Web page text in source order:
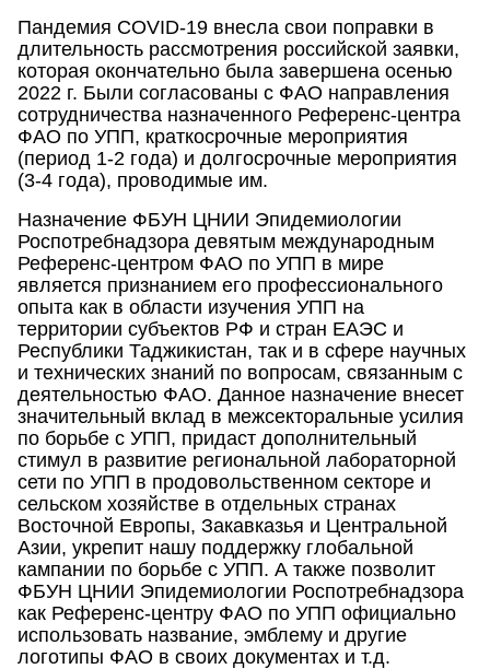
Пандемия COVID-19 внесла свои поправки в
длительность рассмотрения российской заявки,
которая окончательно была завершена осенью
2022 г. Были согласованы с ФАО направления
сотрудничества назначенного Референс-центра
ФАО по УПП, краткосрочные мероприятия
(период 1-2 года) и долгосрочные мероприятия
(3-4 года), проводимые им.
Назначение ФБУН ЦНИИ Эпидемиологии
Роспотребнадзора девятым международным
Референс-центром ФАО по УПП в мире
является признанием его профессионального
опыта как в области изучения УПП на
территории субъектов РФ и стран ЕАЭС и
Республики Таджикистан, так и в сфере научных
и технических знаний по вопросам, связанным с
деятельностью ФАО. Данное назначение внесет
значительный вклад в межсекторальные усилия
по борьбе с УПП, придаст дополнительный
стимул в развитие региональной лабораторной
сети по УПП в продовольственном секторе и
сельском хозяйстве в отдельных странах
Восточной Европы, Закавказья и Центральной
Азии, укрепит нашу поддержку глобальной
кампании по борьбе с УПП. А также позволит
ФБУН ЦНИИ Эпидемиологии Роспотребнадзора
как Референс-центру ФАО по УПП официально
использовать название, эмблему и другие
логотипы ФАО в своих документах и т.д.